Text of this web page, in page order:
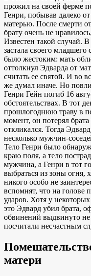
прожил на своей ферме
Генри, побывав далеко
матерью. После смерти
брату очень не
Известен такой случай.
застала своего
было жестоким: мать
оттолкнул Эдварда от
считать ее святой. И во
же думал иначе. Но
Генри Гейн погиб 16
обстоятельствах. В тот
прошлогоднюю траву в
момент, он потерял
откликался. Тогда
несколько мужчин-
Тело Генри было
краю поля, а тело
мужчина, а Генри в тот
выбраться из зоны огня,
никого особо не
вспомнят, что на голове
ударов. Хотя у
это Эдвард убил брата,
обвинений выдвинуто
посчитали несчастным
матери